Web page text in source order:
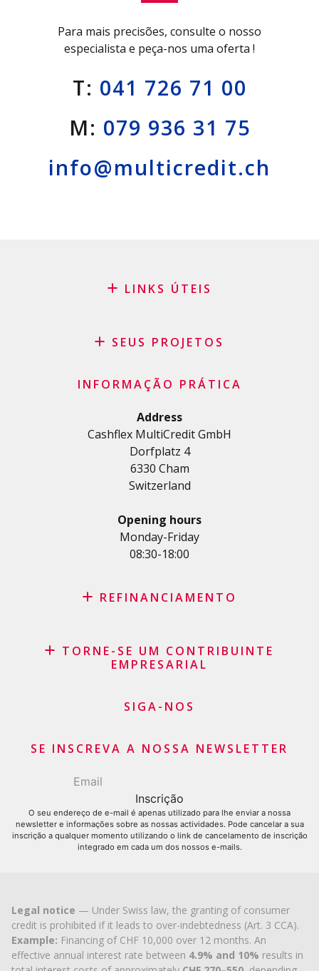
Para mais precisões, consulte o nosso
especialista e peça-nos uma oferta !
T: 041 726 71 00
M: 079 936 31 75
info@multicredit.ch
LINKS ÚTEIS
Pedido de patrocínio
Termos e condições gerais
SEUS PROJETOS
Crédito
Crédito pessoal
Crédito habitação
Crédito automóvel
Crédito para estudos e formações
Empréstimo médico
Crédito para empresas
Cartão de crédito
INFORMAÇÃO PRÁTICA
Address
Cashflex MultiCredit GmbH
Dorfplatz 4
6330 Cham
Switzerland
Opening hours
Monday-Friday
08:30-18:00
REFINANCIAMENTO
Recompra de leasing
Agrupamento de créditos
Pedido de Cartão de Crédito
TORNE-SE UM CONTRIBUINTE
EMPRESARIAL
SIGA-NOS
SE INSCREVA A NOSSA NEWSLETTER
O seu endereço de e-mail é apenas utilizado para lhe enviar a nossa
newsletter e informações sobre as nossas actividades. Pode cancelar a sua
inscrição a qualquer momento utilizando o link de cancelamento de inscrição
integrado em cada um dos nossos e-mails.
Legal notice — Under Swiss law, the granting of consumer
credit is prohibited if it leads to over-indebtedness (Art. 3 CCA).
Example: Financing of CHF 10,000 over 12 months. An
effective annual interest rate between 4.9% and 10% results in